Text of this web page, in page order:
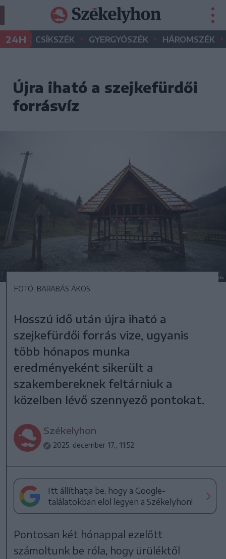
24H CSÍKSZÉK • GYERGYÓSZÉK • HÁROMSZÉK •
Újra iható a szejkefürdői
forrásvíz
FOTÓ: BARABÁS ÁKOS
Hosszú idő után újra iható a
szejkefürdői forrás vize, ugyanis
több hónapos munka
eredményeként sikerült a
szakembereknek feltárniuk a
közelben lévő szennyező pontokat.
Székelyhon
2025. december 17., 11:52
Itt állíthatja be, hogy a Google-
találatokban elöl legyen a Székelyhon!
Pontosan két hónappal ezelőtt
számoltunk be róla, hogy ürüléktől